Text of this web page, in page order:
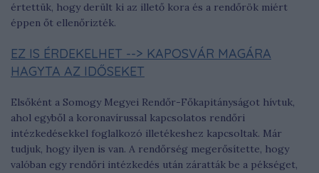
értettük, hogy derült ki az illető kora és a rendőrök miért
éppen őt ellenőrizték.
EZ IS ÉRDEKELHET --> KAPOSVÁR MAGÁRA
HAGYTA AZ IDŐSEKET
Elsőként a Somogy Megyei Rendőr-Főkapitányságot hívtuk,
ahol egyből a koronavírussal kapcsolatos rendőri
intézkedésekkel foglalkozó illetékeshez kapcsoltak. Már
tudjuk, hogy ilyen is van. A rendőrség megerősítette, hogy
valóban egy rendőri intézkedés után záratták be a pékséget,